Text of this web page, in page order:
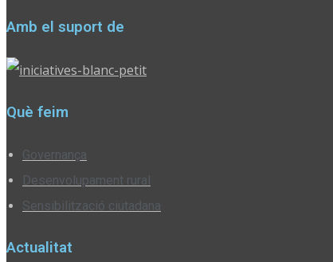
Amb el suport de
Què feim
Governança
Desenvolupament rural
Sensibilització ciutadana
Actualitat